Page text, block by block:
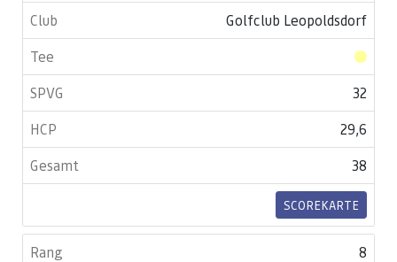
Golfclub Leopoldsdorf
32
29,6
38
SCOREKARTE
8